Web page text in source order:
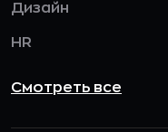
Дизайн
HR
Смотреть все